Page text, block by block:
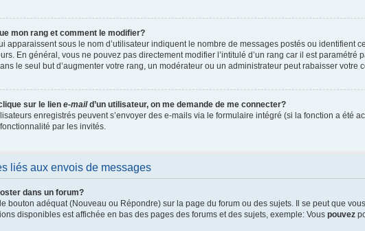
mon rang et comment le modifier?
apparaissent sous le nom d’utilisateur indiquent le nombre de messages postés ou identifient
En général, vous ne pouvez pas directement modifier l’intitulé d’un rang car il est paramétré
le seul but d’augmenter votre rang, un modérateur ou un administrateur peut rabaisser votre
sur le lien e-maild’un utilisateur, on me demande de me connecter?
enregistrés peuvent s’envoyer des e-mails via le formulaire intégré (si la fonction a été
par les invités.
liés aux envois de messages
dans un forum?
bouton adéquat (Nouveau ou Répondre) sur la page du forum ou des sujets. Il se peut que
disponibles est affichée en bas des pages des forums et des sujets, exemple: Vous pouvez